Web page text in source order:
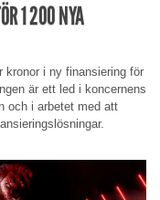
1 200 NYA
kronor i ny finansiering för
är ett led i koncernens
och i arbetet med att